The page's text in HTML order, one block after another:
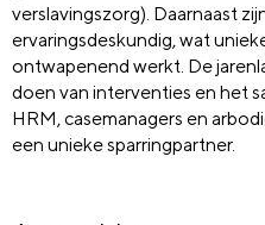
verslavingszorg). Daarnaast
ervaringsdeskundig, wat
ontwapenend werkt. De
doen van interventies en het
HRM, casemanagers en
een unieke sparringpartner.